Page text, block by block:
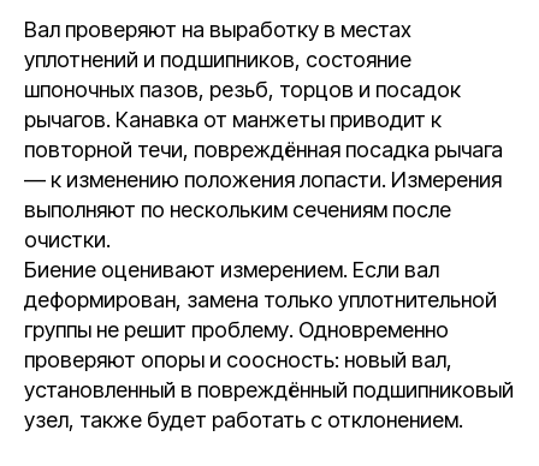
Вал проверяют на выработку в местах
уплотнений и подшипников, состояние
шпоночных пазов, резьб, торцов и посадок
рычагов. Канавка от манжеты приводит к
повторной течи, повреждённая посадка рычага
— к изменению положения лопасти. Измерения
выполняют по нескольким сечениям после
очистки.
Биение оценивают измерением. Если вал
деформирован, замена только уплотнительной
группы не решит проблему. Одновременно
проверяют опоры и соосность: новый вал,
установленный в повреждённый подшипниковый
узел, также будет работать с отклонением.